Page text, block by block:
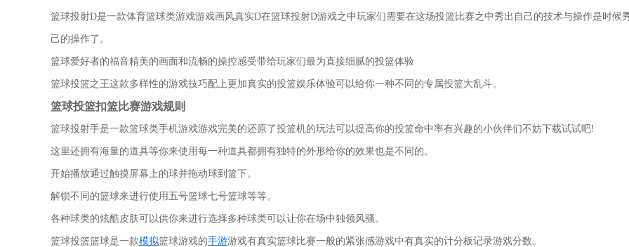
篮球投射D是一款体育篮球类游戏游戏画风真实D在篮球投射D游戏之中玩家们需要在这场投篮比赛之中秀出自己的技术与操作是时候
己的操作了。
篮球爱好者的福音精美的画面和流畅的操控感受带给玩家们最为直接细腻的投篮体验
篮球投篮之王这款多样性的游戏技巧配上更加真实的投篮娱乐体验可以给你一种不同的专属投篮大乱斗。
篮球投篮扣篮比赛游戏规则
篮球投射手是一款篮球类手机游戏游戏完美的还原了投篮机的玩法可以提高你的投篮命中率有兴趣的小伙伴们不妨下载试试吧!
这里还拥有海量的道具等你来使用每一种道具都拥有独特的外形给你的效果也是不同的。
开始播放通过触摸屏幕上的球并拖动球到篮下。
解锁不同的篮球来进行使用五号篮球七号篮球等等。
各种球类的炫酷皮肤可以供你来进行选择多种球类可以让你在场中独领风骚。
篮球投篮篮球是一款模拟篮球游戏的手游游戏有真实篮球比赛一般的紧张感游戏中有真实的计分板记录游戏分数。